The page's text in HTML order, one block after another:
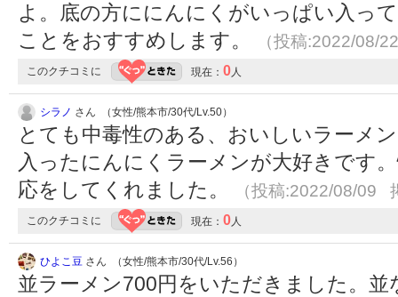
よ。底の方ににんにくがいっぱい入っ
ことをおすすめします。
（投稿:2022/08/
このクチコミに 現在： 0人
シラノ さん （女性/熊本市/30代/Lv.50）
とても中毒性のある、おいしいラーメ
入ったにんにくラーメンが大好きです
応をしてくれました。
（投稿:2022/08/09
このクチコミに 現在： 0人
ひよこ豆 さん （女性/熊本市/30代/Lv.56）
並ラーメン700円をいただきました。